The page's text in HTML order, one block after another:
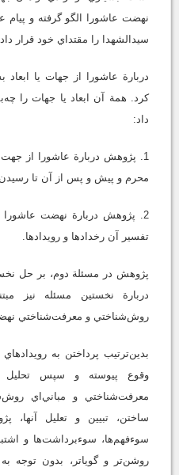
نهضت عاشورا الگو گرفته و پيام
سيدالشهدا را مقتداي خود قرار
دربارة عاشورا از جهات يا
كرد. همة آن ابعاد يا جهات را
داد:
1. پژوهش دربارة عاشورا از
محرم و پيش و پس از آن تا رسيدن
2. پژوهش دربارة نهضت عاشورا
تفسير آن رخدادها و رويدادها.
پژوهش در مسئلة دوم، بر حل
دربارة نخستين مسئله نيز
روش‌شناختي و معرفت‌شناختي
بدين‌ترتيب پرداختن به
وقوع پيوسته و سپس تحليل
معرفت‌شناختي و مباني‌اي
ساختن، تبيين و تعليل
سوء‌فهم‌ها، سوءبرداشت‌ها و
روشن‌تر و گوياتر، بدون توجه